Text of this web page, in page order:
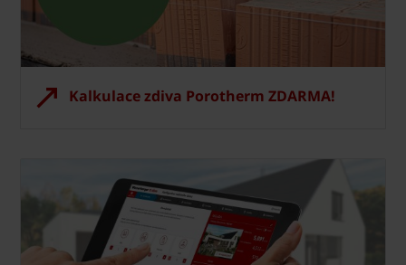
Kalkulace zdiva Porotherm ZDARMA!